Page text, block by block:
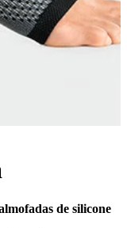
de silicone